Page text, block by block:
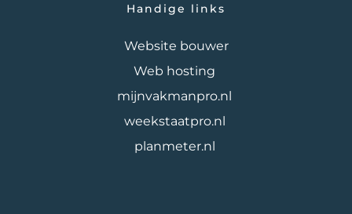
Handige links
Website bouwer
Web hosting
mijnvakmanpro.nl
weekstaatpro.nl
planmeter.nl